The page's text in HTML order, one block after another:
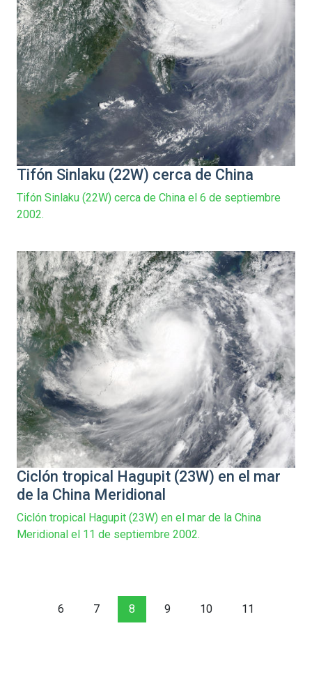
Tifón Sinlaku (22W) cerca de China
Tifón Sinlaku (22W) cerca de China el 6 de septiembre
2002.
Ciclón tropical Hagupit (23W) en el mar
de la China Meridional
Ciclón tropical Hagupit (23W) en el mar de la China
Meridional el 11 de septiembre 2002.
6 7 8 9 10 11